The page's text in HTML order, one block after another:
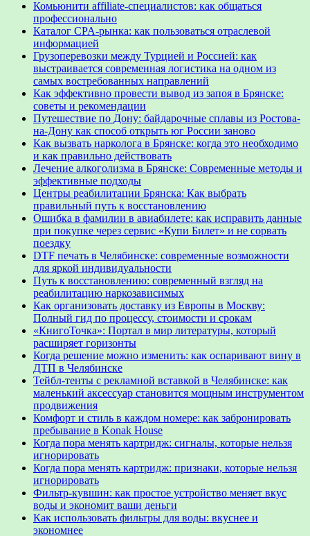
Комьюнити affiliate-специалистов: как общаться
профессионально
Каталог CPA-рынка: как пользоваться отраслевой
информацией
Грузоперевозки между Турцией и Россией: как
выстраивается современная логистика на одном из
самых востребованных направлений
Как эффективно провести вывод из запоя в Брянске:
советы и рекомендации
Путешествие по Дону: байдарочные сплавы из Ростова-
на-Дону как способ открыть юг России заново
Как вызвать нарколога в Брянске: когда это необходимо
и как правильно действовать
Лечение алкоголизма в Брянске: Современные методы и
эффективные подходы
Центры реабилитации Брянска: Как выбрать
правильный путь к восстановлению
Ошибка в фамилии в авиабилете: как исправить данные
при покупке через сервис «Купи Билет» и не сорвать
поездку
DTF печать в Челябинске: современные возможности
для яркой индивидуальности
Путь к восстановлению: современный взгляд на
реабилитацию наркозависимых
Как организовать доставку из Европы в Москву:
Полный гид по процессу, стоимости и срокам
«КнигоТочка»: Портал в мир литературы, который
расширяет горизонты
Когда решение можно изменить: как оспаривают вину в
ДТП в Челябинске
Тейбл-тенты с рекламной вставкой в Челябинске: как
маленький аксессуар становится мощным инструментом
продвижения
Комфорт и стиль в каждом номере: как забронировать
пребывание в Konak House
Когда пора менять картридж: сигналы, которые нельзя
игнорировать
Когда пора менять картридж: признаки, которые нельзя
игнорировать
Фильтр-кувшин: как простое устройство меняет вкус
воды и экономит ваши деньги
Как использовать фильтры для воды: вкуснее и
экономнее